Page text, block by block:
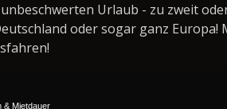
Urlaub - zu zweit
oder sogar ganz